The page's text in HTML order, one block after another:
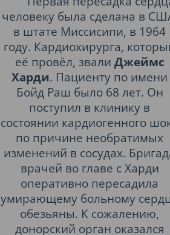
человеку была сделана в
в штате Миссисипи, в 1964
году. Кардиохирурга,
её провёл, звали Джеймс
Харди. Пациенту по имени
Бойд Раш было 68 лет. Он
поступил в клинику в
состоянии кардиогенного
по причине необратимых
изменений в сосудах.
врачей во главе с Харди
оперативно пересадила
умирающему больному
обезьяны. К сожалению,
донорский орган оказался